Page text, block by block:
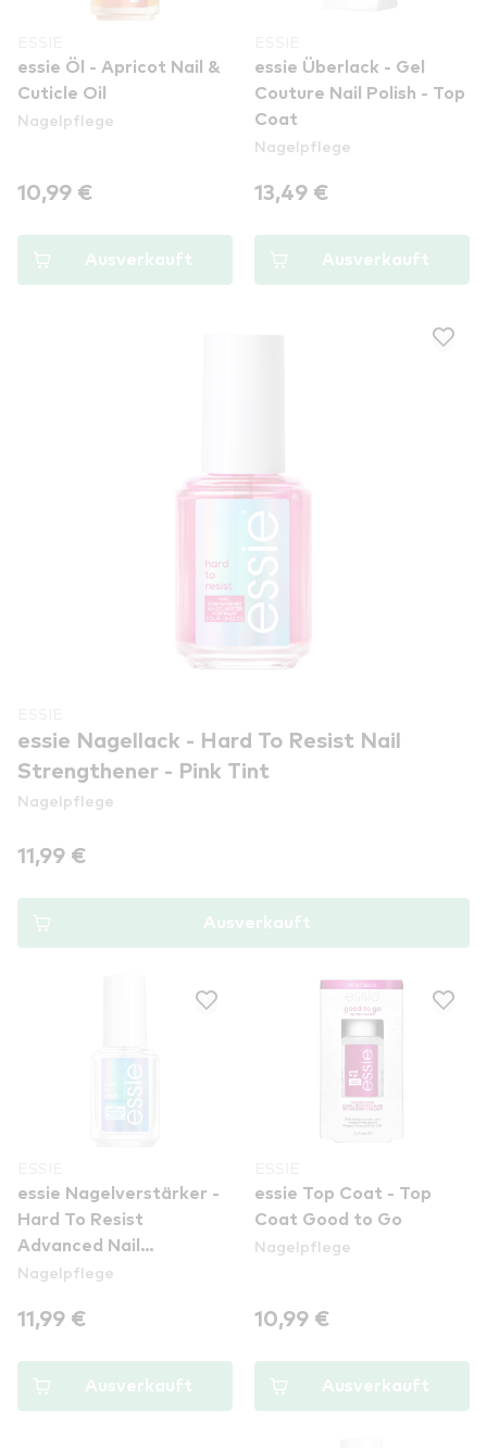
essie Öl - Apricot Nail &
Cuticle Oil
Nagelpflege
10,99 €
Ausverkauft
essie Überlack - Gel
Couture Nail Polish - Top
Coat
Nagelpflege
13,49 €
Ausverkauft
essie Nagellack - Hard To Resist Nail
Strengthener - Pink Tint
Nagelpflege
11,99 €
Ausverkauft
essie Nagelverstärker -
Hard To Resist
Advanced Nail
Strengthener
Nagelpflege
11,99 €
Ausverkauft
essie Top Coat - Top
Coat Good to Go
Nagelpflege
10,99 €
Ausverkauft